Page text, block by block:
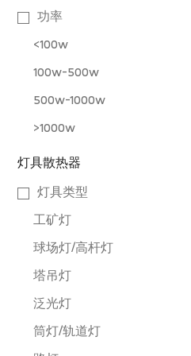
功率
<100w
100w-500w
500w-1000w
>1000w
灯具散热器
灯具类型
工矿灯
球场灯/高杆灯
塔吊灯
泛光灯
筒灯/轨道灯